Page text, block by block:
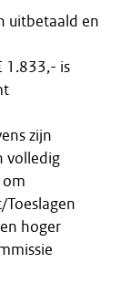
uitbetaald en
1.833,- is
zijn
volledig
om
hoger